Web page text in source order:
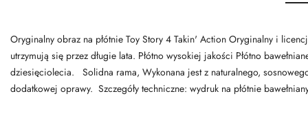
Oryginalny obraz na płótnie Toy Story 4 Takin' Action Oryginalny i
utrzymują się przez długie lata. Płótno wysokiej jakości Płótno
dziesięciolecia. Solidna rama, Wykonana jest z naturalnego,
dodatkowej oprawy. Szczegóły techniczne: wydruk na płótnie